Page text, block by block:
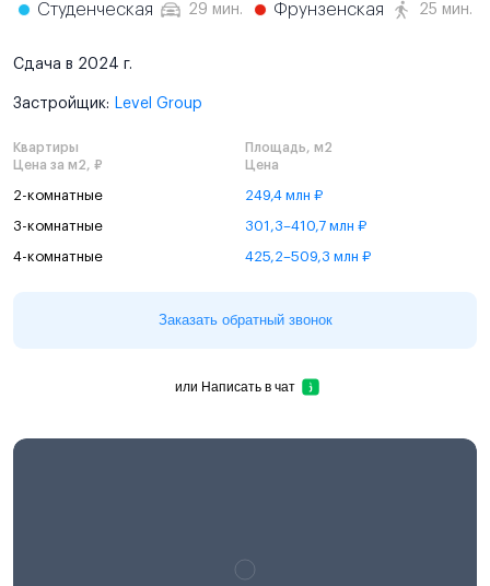
Студенческая 29 мин. Фрунзенская 25 мин.
Сдача в 2024 г.
Застройщик: Level Group
Квартиры
Площадь, м2
Цена за м2, ₽
Цена
2-комнатные 249,4 млн ₽
3-комнатные 301,3–410,7 млн ₽
4-комнатные 425,2–509,3 млн ₽
Заказать обратный звонок
или Написать в чат